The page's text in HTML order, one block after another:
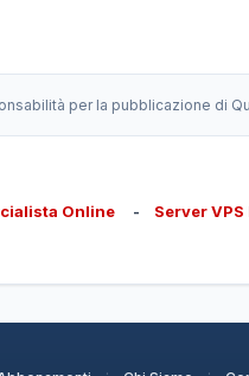
per la pubblicazione di
Online - Server VPS